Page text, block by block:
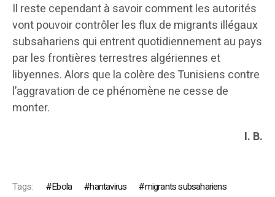
Il reste cependant à savoir comment les autorités
vont pouvoir contrôler les flux de migrants illégaux
subsahariens qui entrent quotidiennement au pays
par les frontières terrestres algériennes et
libyennes. Alors que la colère des Tunisiens contre
l’aggravation de ce phénomène ne cesse de
monter.
I. B.
Tags: Ebola hantavirus
migrants subsahariens